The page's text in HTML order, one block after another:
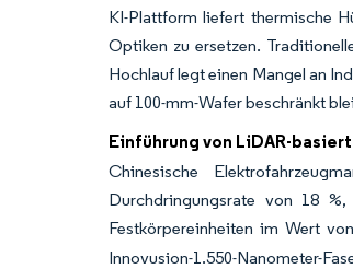
KI-Plattform liefert thermische
Optiken zu ersetzen.
Hochlauf legt einen Mangel an
auf 100-mm-Wafer beschränkt
Einführung von LiDAR-
Chinesische
Durchdringungsrate von 18
Festkörpereinheiten im Wert
Innovusion-1.550-